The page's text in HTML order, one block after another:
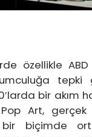
özellikle
tepki
bir akım
Art, gerçek
bir biçimde